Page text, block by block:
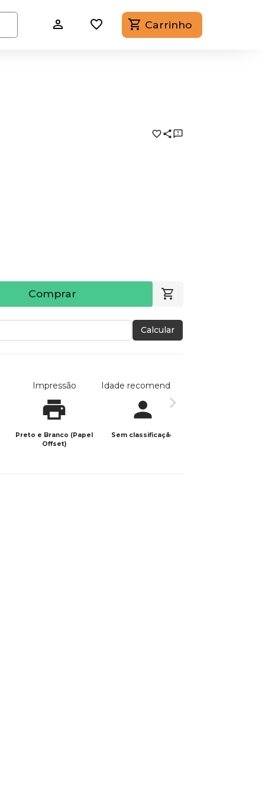
Carrinho
Comprar
Calcular
Impressão
Preto e Branco (Papel
Offset)
Idade recomendada
Sem classificação